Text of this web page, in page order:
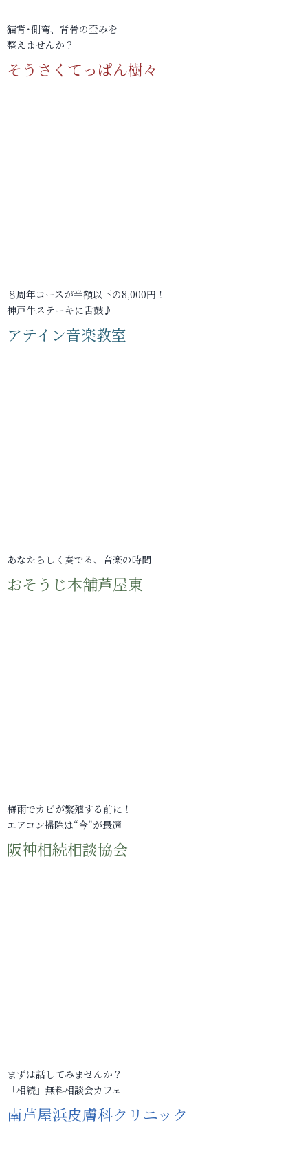
猫背･側弯、背骨の歪みを
整えませんか？
そうさくてっぱん樹々
８周年コースが半額以下の8,000円！
神戸牛ステーキに舌鼓♪
アテイン音楽教室
あなたらしく奏でる、音楽の時間
おそうじ本舗芦屋東
梅雨でカビが繁殖する前に！
エアコン掃除は“今”が最適
阪神相続相談協会
まずは話してみませんか？
「相続」無料相談会カフェ
南芦屋浜皮膚科クリニック